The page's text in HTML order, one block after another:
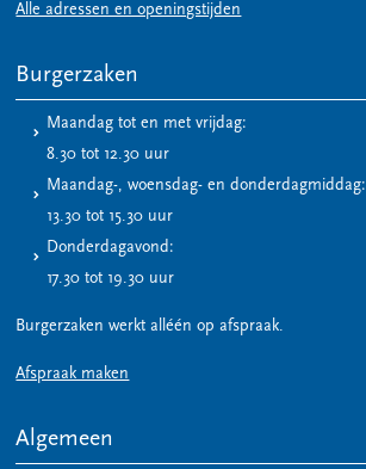
Alle adressen en openingstijden
Burgerzaken
Maandag tot en met vrijdag:
8.30 tot 12.30 uur
Maandag-, woensdag- en donderdagmiddag:
13.30 tot 15.30 uur
Donderdagavond:
17.30 tot 19.30 uur
Burgerzaken werkt alléén op afspraak.
Afspraak maken
Algemeen